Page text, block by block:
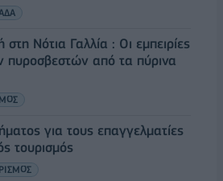
στη Νότια Γαλλία : Οι εμπειρίες
πυροσβεστών από τα πύρινα
για τους επαγγελματίες
τουρισμός